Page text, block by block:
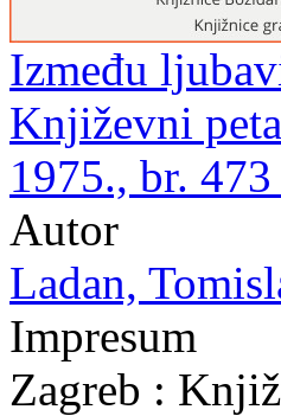
Između
Književni
1975., br.
Autor
Ladan,
Impresum
Zagreb :